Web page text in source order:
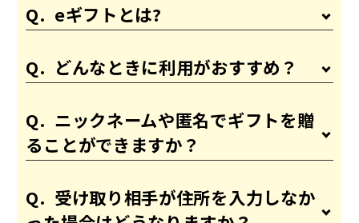
eギフトとは?
どんなときに利用がおすすめ？
ニックネームや匿名でギフトを贈
ることができますか？
受け取り相手が住所を入力しなか